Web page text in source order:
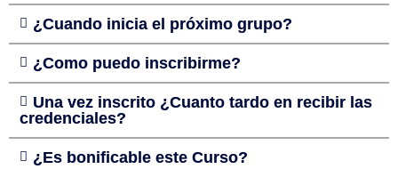
¿Cuando inicia el próximo grupo?
¿Como puedo inscribirme?
Una vez inscrito ¿Cuanto tardo en recibir las
credenciales?
¿Es bonificable este Curso?